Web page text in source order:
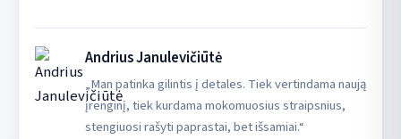
Andrius Janulevičiūtė
„Man patinka gilintis į detales. Tiek vertindama naują
įrenginį, tiek kurdama mokomuosius straipsnius,
stengiuosi rašyti paprastai, bet išsamiai.“